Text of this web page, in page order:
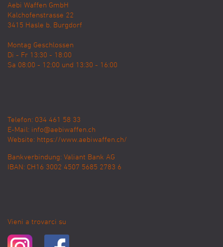
Aebi Waffen GmbH
Kalchofenstrasse 22
3415 Hasle b. Burgdorf
Montag Geschlossen
Di - Fr 13:30 - 18:00
Sa 08:00 - 12:00 und 13:30 - 16:00
Telefon: 034 461 58 33
E-Mail: info@aebiwaffen.ch
Website: https://www.aebiwaffen.ch/
Bankverbindung: Valiant Bank AG
IBAN: CH16 3002 4507 5685 2783 6
Vieni a trovarci su